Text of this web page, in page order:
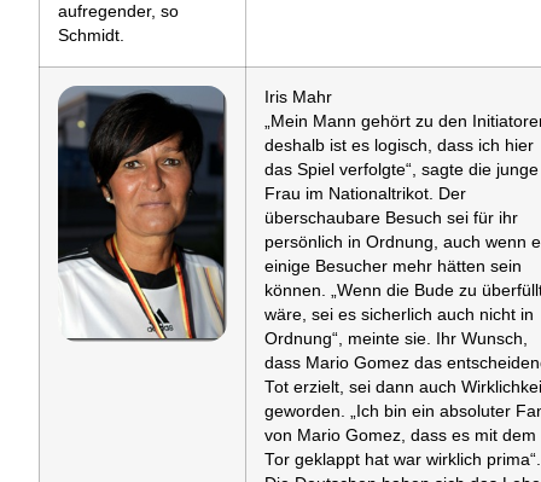
aufregender, so
Schmidt.
Iris Mahr
„Mein Mann gehört zu den
deshalb ist es logisch, dass ich hier
das Spiel verfolgte“, sagte die junge
Frau im Nationaltrikot. Der
überschaubare Besuch sei für ihr
persönlich in Ordnung, auch wenn
einige Besucher mehr hätten sein
können. „Wenn die Bude zu
wäre, sei es sicherlich auch nicht in
Ordnung“, meinte sie. Ihr Wunsch,
dass Mario Gomez das
Tot erzielt, sei dann auch
geworden. „Ich bin ein absoluter
von Mario Gomez, dass es mit dem
Tor geklappt hat war wirklich prima“.